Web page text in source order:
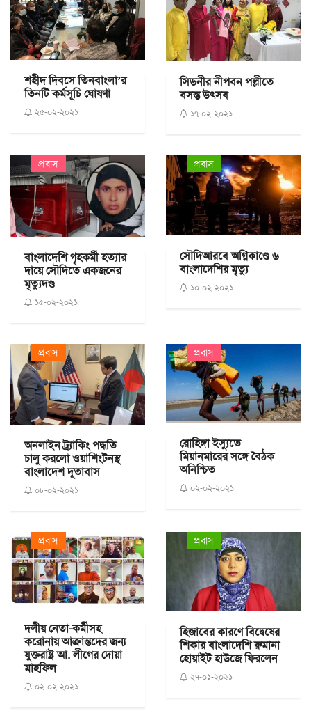
শহীদ দিবসে তিনবাংলা’র
তিনটি কর্মসূচি ঘোষণা
২৫-০২-২০২১
সিডনীর নীপবন পল্লীতে
বসন্ত উৎসব
১৭-০২-২০২১
প্রবাস
বাংলাদেশি গৃহকর্মী হত্যার
দায়ে সৌদিতে একজনের
মৃত্যুদণ্ড
১৫-০২-২০২১
প্রবাস
সৌদিআরবে অগ্নিকাণ্ডে ৬
বাংলাদেশির মৃত্যু
১০-০২-২০২১
প্রবাস
অনলাইন ট্র্যাকিং পদ্ধতি
চালু করলো ওয়াশিংটনস্থ
বাংলাদেশ দূতাবাস
০৮-০২-২০২১
প্রবাস
রোহিঙ্গা ইস্যুতে
মিয়ানমারের সঙ্গে বৈঠক
অনিশ্চিত
০২-০২-২০২১
প্রবাস
দলীয় নেতা-কর্মীসহ
করোনায় আক্রান্তদের জন্য
যুক্তরাষ্ট্র আ. লীগের দোয়া
মাহফিল
০২-০২-২০২১
প্রবাস
হিজাবের কারণে বিদ্বেষের
শিকার বাংলাদেশি রুমানা
হোয়াইট হাউজে ফিরলেন
২৭-০১-২০২১